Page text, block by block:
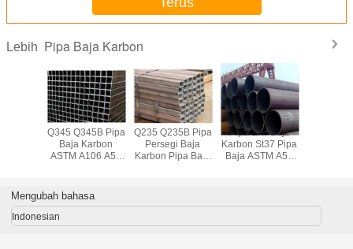
Lebih Pipa Baja Karbon
Q345 Q345B Pipa
Baja Karbon
ASTM A106 A53
Q235 Q235B Pipa
Persegi Baja
Karbon Pipa Baja
Pipa Erw Baja
Karbon St37 Pipa
Baja ASTM A53
Mengubah bahasa
Indonesian